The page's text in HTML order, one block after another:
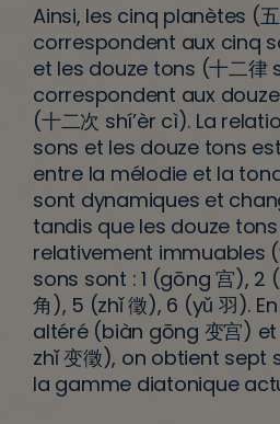
Ainsi, les cinq planètes (
correspondent aux cinq
et les douze tons (十二律
correspondent aux
(十二次 shí’èr cì). La
sons et les douze tons
entre la mélodie et la
sont dynamiques et
tandis que les douze
relativement immuables
sons sont : 1 (gōng 宫), 2
角), 5 (zhǐ 徵), 6 (yǔ 羽).
altéré (biàn gōng 变宫)
zhǐ 变徵), on obtient sept
la gamme diatonique